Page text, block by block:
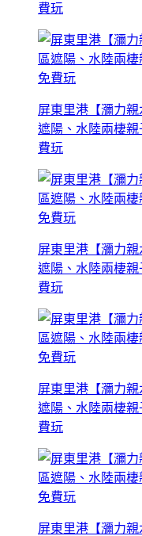
費玩
屏東里港【瀰力
遮陽、水陸兩棲
費玩
屏東里港【瀰力
遮陽、水陸兩棲
費玩
屏東里港【瀰力
遮陽、水陸兩棲
費玩
屏東里港【瀰力